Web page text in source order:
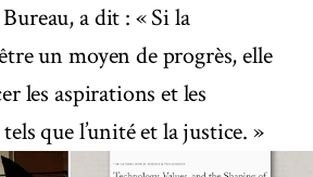
a dit : « Si la
un moyen de progrès, elle
les aspirations et les
que l’unité et la justice. »